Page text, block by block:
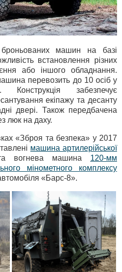
броньованих машин на базі
встановлення різних
або іншого обладнання.
перевозить до 10 осіб у
Конструкція забезпечує
екіпажу та десанту
двері. Також передбачена
люк на даху.
«Зброя та безпека» у 2017
машина артилерійської
вогнева машина 120-мм
мінометного комплексу
«Барс-8».